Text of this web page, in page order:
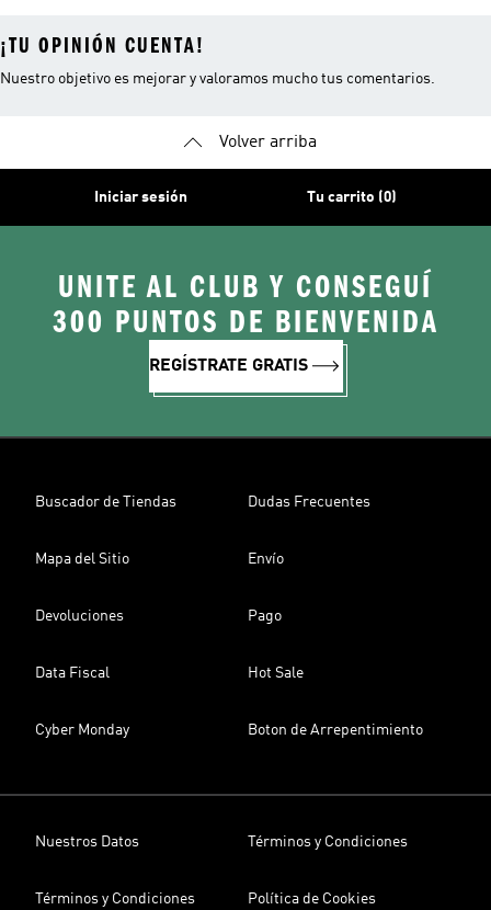
¡TU OPINIÓN CUENTA!
Nuestro objetivo es mejorar y valoramos mucho tus comentarios.
Volver arriba
Iniciar sesión Tu carrito (0)
UNITE AL CLUB Y CONSEGUÍ
300 PUNTOS DE BIENVENIDA
REGÍSTRATE GRATIS
Buscador de Tiendas Dudas Frecuentes
Mapa del Sitio Envío
Devoluciones Pago
Data Fiscal Hot Sale
Cyber Monday Boton de Arrepentimiento
Nuestros Datos Términos y Condiciones
Términos y Condiciones Política de Cookies